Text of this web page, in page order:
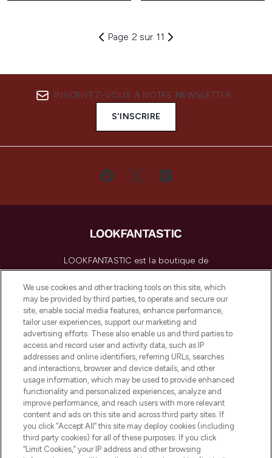
Page 2 sur 11
INSCRIVEZ-VOUS À NOTRE NEWSLETTER
S'INSCRIRE
LOOKFANTASTIC est la boutique de
beauté incontournable en Europe,
proposant les meilleurs produits de soins
de la peau, des cheveux et de maquillage
de plus de 200 marques prestigieuses.
Faites vos achats en ligne ou via
l’application, avec la livraison offerte dès
55€ d'achat.
Consentement aux cookies
Do Not Sell or Share My Personal
Information
AIDE ET INFORMATIONS
We use cookies and other tracking tools on this site, which
may be provided by third parties, to operate and secure our
site, enable social media features, enhance performance,
tailor user experiences, support our marketing and
advertising efforts. These also enable us and third parties to
access and record user and activity data, such as IP
addresses and online identifiers, referring URLs, searches
and interactions, browser and device details, and other
usage information, which may be used to provide enhanced
functionality and personalized experiences, analyze and
improve performance, and reach users with more relevant
content and ads on this site and across third party sites. If
you click “Accept All” this site may deploy cookies (including
third party cookies) for all of these purposes. If you click
“Limit Cookies,” your IP address and other browsing